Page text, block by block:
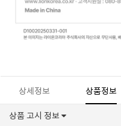
상세정보 상품정보
상품 고시 정보